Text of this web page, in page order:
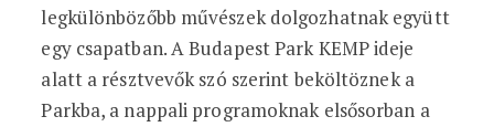
legkülönbözőbb művészek dolgozhatnak együtt
egy csapatban. A Budapest Park KEMP ideje
alatt a résztvevők szó szerint beköltöznek a
Parkba, a nappali programoknak elsősorban a